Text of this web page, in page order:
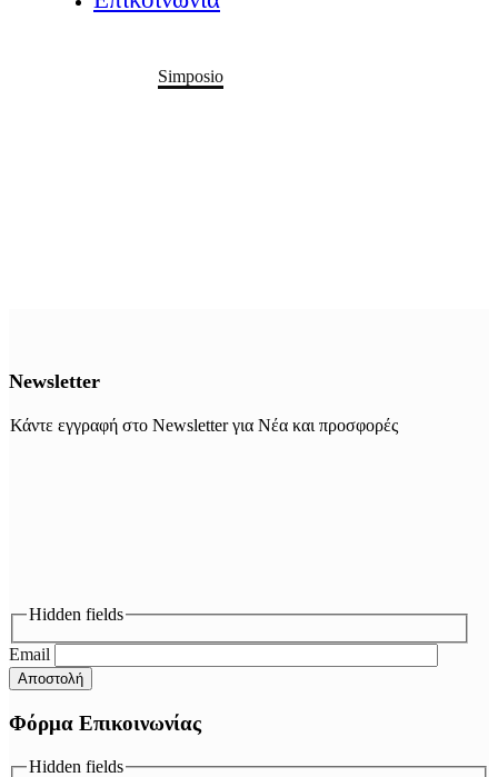
Simposio
Newsletter
Κάντε εγγραφή στο Newsletter για Νέα και προσφορές
Hidden fields
Email
Φόρμα Επικοινωνίας
Hidden fields